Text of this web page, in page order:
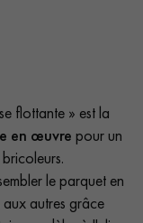
flottante » est la
en œuvre pour un
le parquet en
aux autres grâce